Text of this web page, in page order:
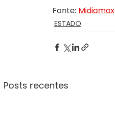
Fonte: Midiamax
ESTADO
Posts recentes